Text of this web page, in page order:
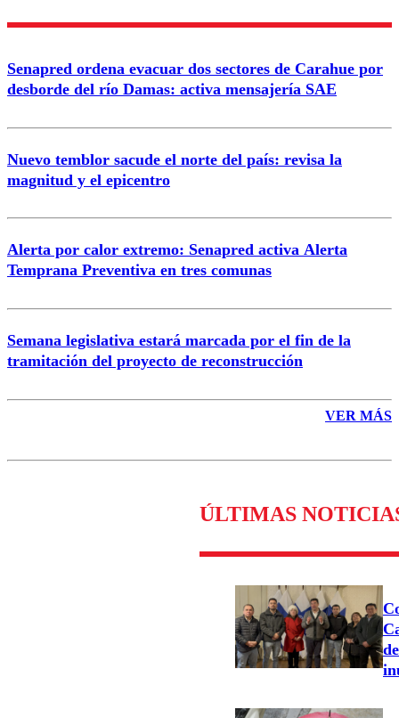
Correo
Senapred ordena evacuar dos sectores de Carahue por
desborde del río Damas: activa mensajería SAE
Nuevo temblor sacude el norte del país: revisa la
magnitud y el epicentro
Alerta por calor extremo: Senapred activa Alerta
Temprana Preventiva en tres comunas
Semana legislativa estará marcada por el fin de la
tramitación del proyecto de reconstrucción
VER MÁS
ÚLTIMAS